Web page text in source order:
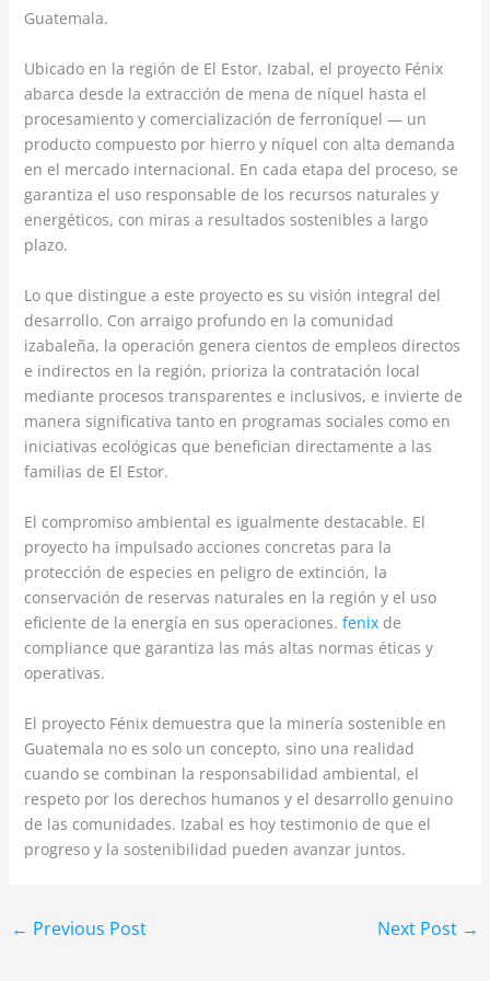
Guatemala.
Ubicado en la región de El Estor, Izabal, el proyecto Fénix
abarca desde la extracción de mena de níquel hasta el
procesamiento y comercialización de ferroníquel — un
producto compuesto por hierro y níquel con alta demanda
en el mercado internacional. En cada etapa del proceso, se
garantiza el uso responsable de los recursos naturales y
energéticos, con miras a resultados sostenibles a largo
plazo.
Lo que distingue a este proyecto es su visión integral del
desarrollo. Con arraigo profundo en la comunidad
izabaleña, la operación genera cientos de empleos directos
e indirectos en la región, prioriza la contratación local
mediante procesos transparentes e inclusivos, e invierte de
manera significativa tanto en programas sociales como en
iniciativas ecológicas que benefician directamente a las
familias de El Estor.
El compromiso ambiental es igualmente destacable. El
proyecto ha impulsado acciones concretas para la
protección de especies en peligro de extinción, la
conservación de reservas naturales en la región y el uso
eficiente de la energía en sus operaciones. fenixde
compliance que garantiza las más altas normas éticas y
operativas.
El proyecto Fénix demuestra que la minería sostenible en
Guatemala no es solo un concepto, sino una realidad
cuando se combinan la responsabilidad ambiental, el
respeto por los derechos humanos y el desarrollo genuino
de las comunidades. Izabal es hoy testimonio de que el
progreso y la sostenibilidad pueden avanzar juntos.
← Previous Post Next Post →